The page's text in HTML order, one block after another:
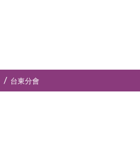
台東分會